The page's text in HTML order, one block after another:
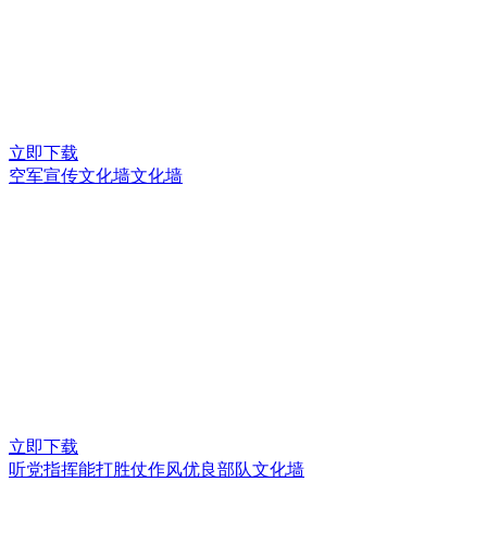
立即下载
空军宣传文化墙文化墙
立即下载
听党指挥能打胜仗作风优良部队文化墙